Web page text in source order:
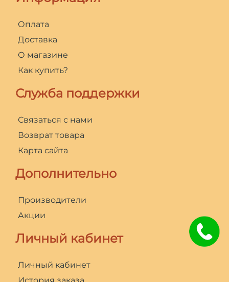
Оплата
Доставка
О магазине
Как купить?
Служба поддержки
Связаться с нами
Возврат товара
Карта сайта
Дополнительно
Производители
Акции
Личный кабинет
Личный кабинет